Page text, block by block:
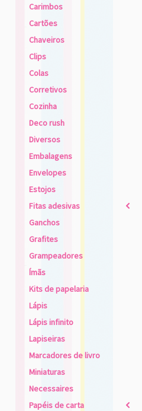
Carimbos
Cartões
Chaveiros
Clips
Colas
Corretivos
Cozinha
Deco rush
Diversos
Embalagens
Envelopes
Estojos
Fitas adesivas
2
Ganchos
Grafites
Grampeadores
Ímãs
Kits de papelaria
Lápis
Lápis infinito
Lapiseiras
Marcadores de livro
Miniaturas
Necessaires
Papéis de carta
2